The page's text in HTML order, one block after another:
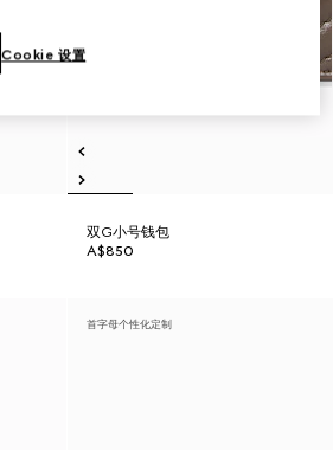
双G小号钱包
A$850
首字母个性化定制
Cookie 设置